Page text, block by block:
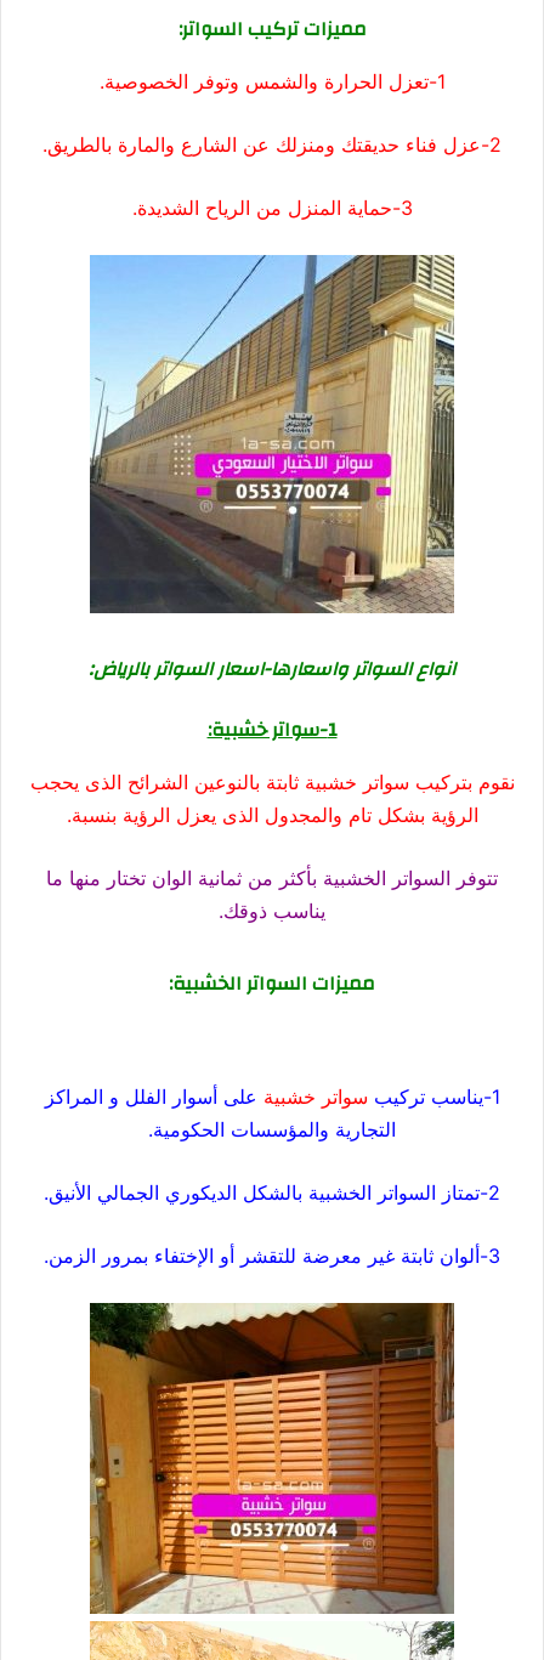
مميزات تركيب السواتر:
1-تعزل الحرارة والشمس وتوفر الخصوصية.
2-عزل فناء حديقتك ومنزلك عن الشارع والمارة بالطريق.
3-حماية المنزل من الرياح الشديدة.
انواع السواتر واسعارها-اسعار السواتر بالرياض:
1-سواتر خشبية:
نقوم بتركيب سواتر خشبية ثابتة بالنوعين الشرائح الذى يحجب
الرؤية بشكل تام والمجدول الذى يعزل الرؤية بنسبة.
تتوفر السواتر الخشبية بأكثر من ثمانية الوان تختار منها ما
يناسب ذوقك.
مميزات السواتر الخشبية:
1-يناسب تركيب سواتر خشبية على أسوار الفلل و المراكز
التجارية والمؤسسات الحكومية.
2-تمتاز السواتر الخشبية بالشكل الديكوري الجمالي الأنيق.
3-ألوان ثابتة غير معرضة للتقشر أو الإختفاء بمرور الزمن.